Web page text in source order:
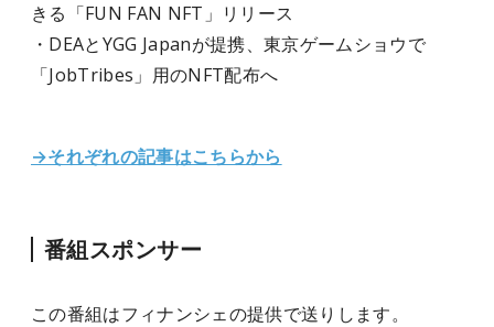
きる「FUN FAN NFT」リリース
・DEAとYGG Japanが提携、東京ゲームショウで
「JobTribes」用のNFT配布へ
→それぞれの記事はこちらから
番組スポンサー
この番組はフィナンシェの提供で送りします。